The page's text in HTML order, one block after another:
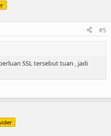
#5
SSL tersebut tuan , jadi